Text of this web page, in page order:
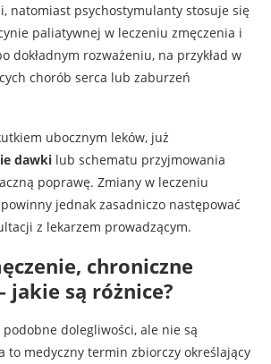
natomiast psychostymulanty stosuje się
paliatywnej w leczeniu zmęczenia i
dokładnym rozważeniu, na przykład w
chorób serca lub zaburzeń
ubocznym leków, już
dawki lub schematu przyjmowania
poprawę. Zmiany w leczeniu
jednak zasadniczo następować
z lekarzem prowadzącym.
chroniczne
jakie są różnice?
dolegliwości, ale nie są
to medyczny termin zbiorczy określający